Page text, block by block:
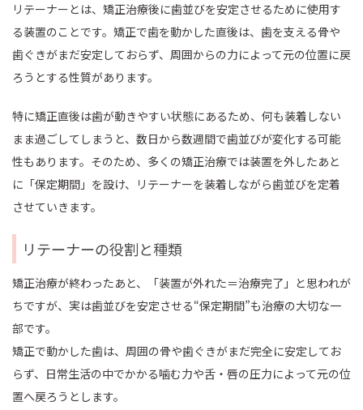
リテーナーとは、矯正治療後に歯並びを安定させるために使用す
る装置のことです。矯正で歯を動かした直後は、歯を支える骨や
歯ぐきがまだ安定しておらず、周囲からの力によって元の位置に戻
ろうとする性質があります。
特に矯正直後は歯が動きやすい状態にあるため、何も装着しない
まま過ごしてしまうと、数日から数週間で歯並びが変化する可能
性もあります。そのため、多くの矯正治療では装置を外したあと
に「保定期間」を設け、リテーナーを装着しながら歯並びを定着
させていきます。
リテーナーの役割と種類
矯正治療が終わったあと、「装置が外れた＝治療完了」と思われが
ちですが、実は歯並びを安定させる“保定期間”も治療の大切な一
部です。
矯正で動かした歯は、周囲の骨や歯ぐきがまだ完全に安定してお
らず、日常生活の中でかかる噛む力や舌・唇の圧力によって元の位
置へ戻ろうとします。